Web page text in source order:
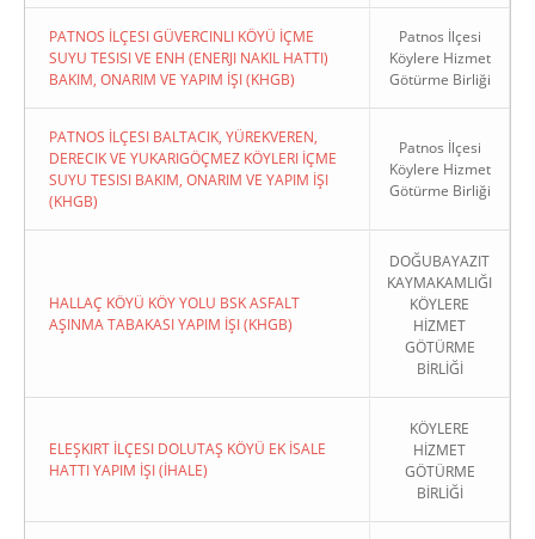
PATNOS İLÇESI GÜVERCINLI KÖYÜ İÇME
SUYU TESISI VE ENH (ENERJI NAKIL HATTI)
BAKIM, ONARIM VE YAPIM İŞI (KHGB)
Patnos İlçesi
Köylere Hizmet
Götürme Birliği
PATNOS İLÇESI BALTACIK, YÜREKVEREN,
DERECIK VE YUKARIGÖÇMEZ KÖYLERI İÇME
SUYU TESISI BAKIM, ONARIM VE YAPIM İŞI
(KHGB)
Patnos İlçesi
Köylere Hizmet
Götürme Birliği
HALLAÇ KÖYÜ KÖY YOLU BSK ASFALT
AŞINMA TABAKASI YAPIM İŞI (KHGB)
DOĞUBAYAZIT
KAYMAKAMLIĞI
KÖYLERE
HİZMET
GÖTÜRME
BİRLİĞİ
ELEŞKIRT İLÇESI DOLUTAŞ KÖYÜ EK İSALE
HATTI YAPIM İŞI (İHALE)
KÖYLERE
HİZMET
GÖTÜRME
BİRLİĞİ